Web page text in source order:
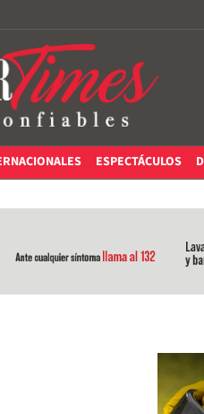
ESPECTÁCULOS